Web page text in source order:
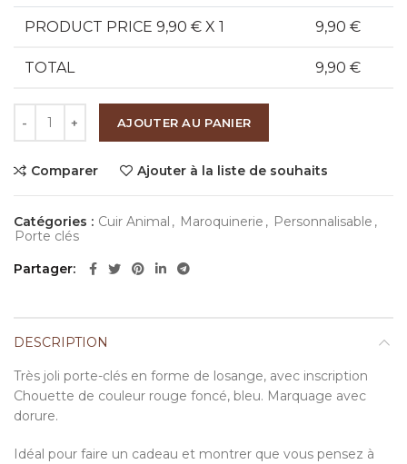
PRODUCT PRICE 9,90 € X 1 9,90 €
TOTAL 9,90 €
AJOUTER AU PANIER
Comparer Ajouter à la liste de souhaits
Catégories : Cuir Animal , Maroquinerie , Personnalisable ,
Porte clés
Partager
DESCRIPTION
Très joli porte-clés en forme de losange, avec inscription
Chouette de couleur rouge foncé, bleu. Marquage avec
dorure.
Idéal pour faire un cadeau et montrer que vous pensez à